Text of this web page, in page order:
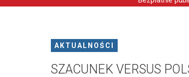
AKTUALNOŚCI
SZACUNEK VERSUS